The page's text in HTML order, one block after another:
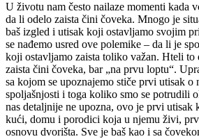
U životu nam često nailaze momenti kada
da li odelo zaista čini čoveka. Mnogo je
baš izgled i utisak koji ostavljamo svojim
se nađemo usred ove polemike – da li je
koji ostavljamo zaista toliko važan. Hteli to
zaista čini čoveka, bar „na prvu loptu“.
sa kojom se upoznajemo stiče prvi utisak o
spoljašnjosti i toga koliko smo se potrudili
nas detaljnije ne upozna, ovo je prvi utisak
kući, domu i porodici koja u njemu živi,
osnovu dvorišta. Sve je baš kao i sa